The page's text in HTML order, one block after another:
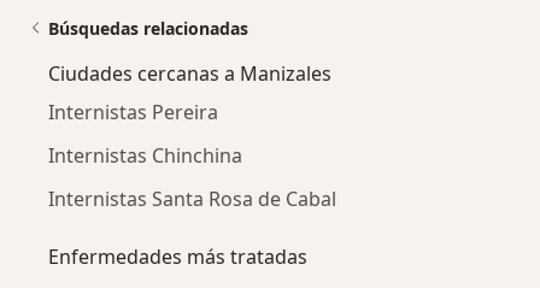
Búsquedas relacionadas
Ciudades cercanas a Manizales
Internistas Pereira
Internistas Chinchina
Internistas Santa Rosa de Cabal
Enfermedades más tratadas